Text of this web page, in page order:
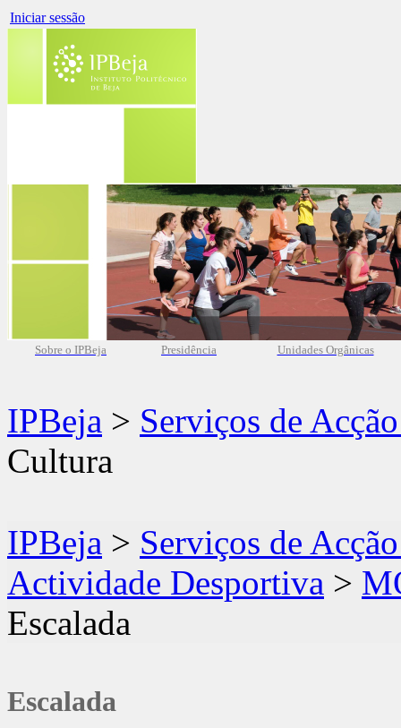
Iniciar sessão
Sobre o IPBeja Presidência Unidades Orgânicas
IPBeja > Serviços de
Cultura
IPBeja > Serviços de
Actividade Desportiva >
Escalada
Escalada